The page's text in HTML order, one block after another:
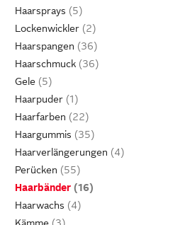
Haarsprays
Lockenwickler
Haarspangen
Haarschmuck
Gele
Haarpuder
Haarfarben
Haargummis
Haarverlängerungen
Perücken
Haarbänder
Haarwachs